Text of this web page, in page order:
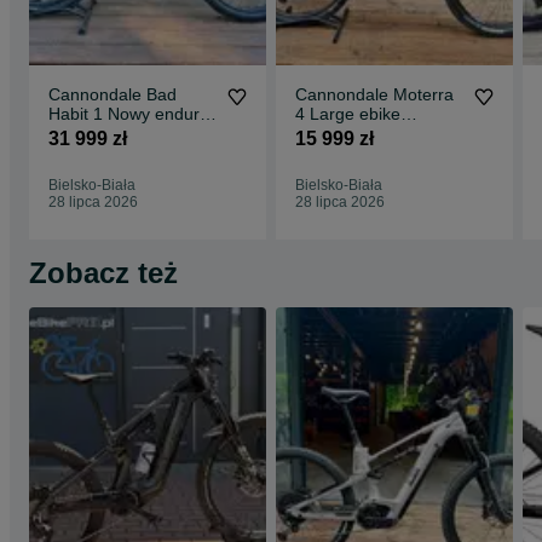
lub szkolenie z techniki jazdy.
Cannondale Bad
Habit 1 Nowy enduro
Large
31 999 zł
Bielsko-Biała
28 lipca 2026
Cannondale Moterra
4 Large ebike
elektryczny
15 999 zł
Bielsko-Biała
28 lipca 2026
Zobacz też